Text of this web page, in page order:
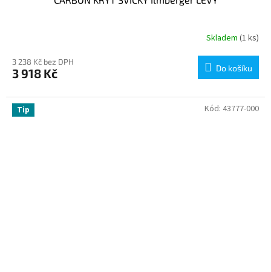
Skladem (1 ks)
3 238 Kč bez DPH
3 918 Kč Do košíku
Tip Kód: 43777-000